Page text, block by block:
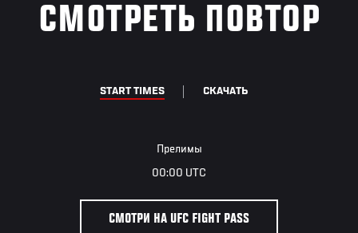
СМОТРЕТЬ ПОВТОР
START TIMES СКАЧАТЬ
Прелимы
00:00 UTC
СМОТРИ НА UFC FIGHT PASS